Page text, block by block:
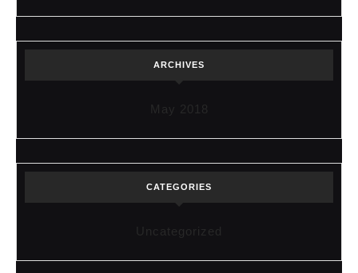
ARCHIVES
May 2018
CATEGORIES
Uncategorized